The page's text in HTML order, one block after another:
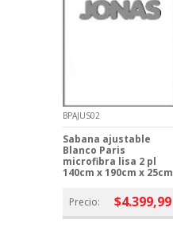
BPAJUS02
Sabana ajustable
Blanco Paris
microfibra lisa 2 pl
140cm x 190cm x 25cm
Precio: $4.399,99